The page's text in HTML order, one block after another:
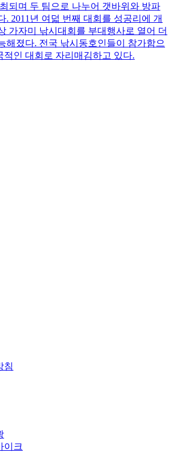
되며 두 팀으로 나누어 갯바위와 방파
. 2011년 여덟 번째 대회를 성공리에 개
가자미 낚시대회를 부대행사로 열어 더
해졌다. 전국 낚시동호인들이 참가함으
적인 대회로 자리매김하고 있다.
침
이크